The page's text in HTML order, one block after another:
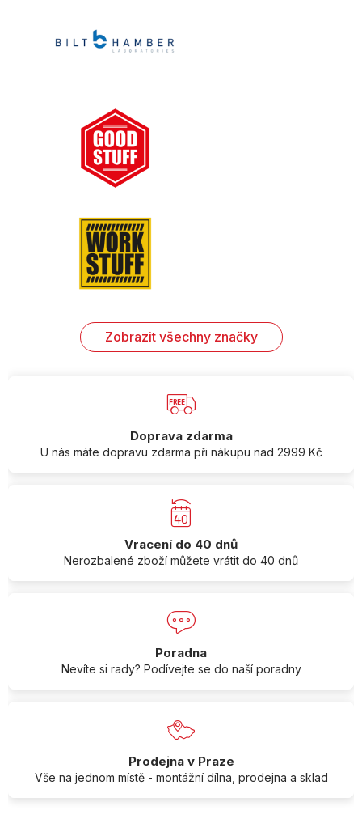
Zobrazit všechny značky
Doprava zdarma
U nás máte dopravu zdarma při nákupu nad 2999 Kč
Vracení do 40 dnů
Nerozbalené zboží můžete vrátit do 40 dnů
Poradna
Nevíte si rady? Podívejte se do naší poradny
Prodejna v Praze
Vše na jednom místě - montážní dílna, prodejna a sklad